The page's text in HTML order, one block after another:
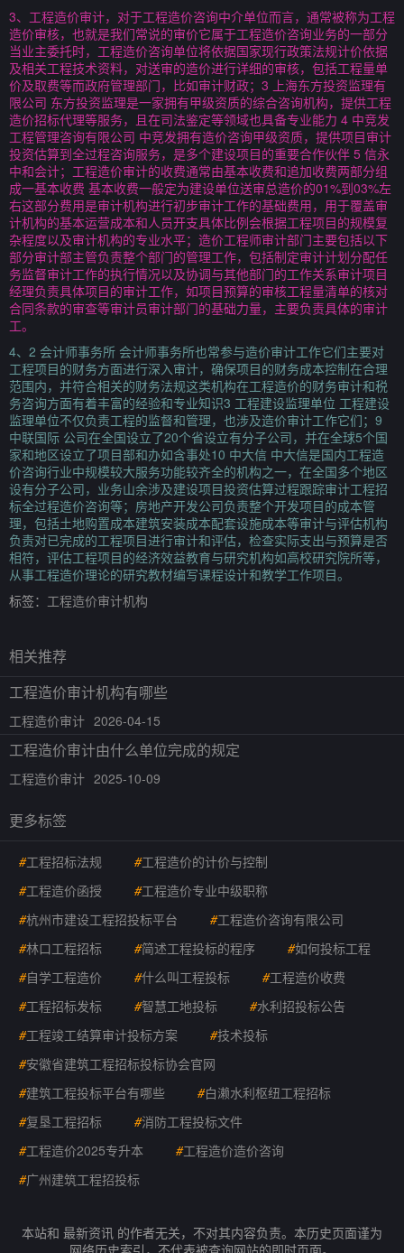
3、工程造价审计，对于工程造价咨询中介单位而言，通常被称为工程
造价审核，也就是我们常说的审价它属于工程造价咨询业务的一部分
当业主委托时，工程造价咨询单位将依据国家现行政策法规计价依据
及相关工程技术资料，对送审的造价进行详细的审核，包括工程量单
价及取费等而政府管理部门，比如审计财政；3 上海东方投资监理有
限公司 东方投资监理是一家拥有甲级资质的综合咨询机构，提供工程
造价招标代理等服务，且在司法鉴定等领域也具备专业能力 4 中竞发
工程管理咨询有限公司 中竞发拥有造价咨询甲级资质，提供项目审计
投资估算到全过程咨询服务，是多个建设项目的重要合作伙伴 5 信永
中和会计；工程造价审计的收费通常由基本收费和追加收费两部分组
成一基本收费 基本收费一般定为建设单位送审总造价的01%到03%左
右这部分费用是审计机构进行初步审计工作的基础费用，用于覆盖审
计机构的基本运营成本和人员开支具体比例会根据工程项目的规模复
杂程度以及审计机构的专业水平；造价工程师审计部门主要包括以下
部分审计部主管负责整个部门的管理工作，包括制定审计计划分配任
务监督审计工作的执行情况以及协调与其他部门的工作关系审计项目
经理负责具体项目的审计工作，如项目预算的审核工程量清单的核对
合同条款的审查等审计员审计部门的基础力量，主要负责具体的审计
工。
4、2 会计师事务所 会计师事务所也常参与造价审计工作它们主要对
工程项目的财务方面进行深入审计，确保项目的财务成本控制在合理
范围内，并符合相关的财务法规这类机构在工程造价的财务审计和税
务咨询方面有着丰富的经验和专业知识3 工程建设监理单位 工程建设
监理单位不仅负责工程的监督和管理，也涉及造价审计工作它们；9
中联国际 公司在全国设立了20个省设立有分子公司，并在全球5个国
家和地区设立了项目部和办如含事处10 中大信 中大信是国内工程造
价咨询行业中规模较大服务功能较齐全的机构之一，在全国多个地区
设有分子公司，业务山余涉及建设项目投资估算过程跟踪审计工程招
标全过程造价咨询等；房地产开发公司负责整个开发项目的成本管
理，包括土地购置成本建筑安装成本配套设施成本等审计与评估机构
负责对已完成的工程项目进行审计和评估，检查实际支出与预算是否
相符，评估工程项目的经济效益教育与研究机构如高校研究院所等，
从事工程造价理论的研究教材编写课程设计和教学工作项目。
标签： 工程造价审计机构
相关推荐
工程造价审计机构有哪些
工程造价审计 2026-04-15
工程造价审计由什么单位完成的规定
工程造价审计 2025-10-09
更多标签
#工程招标法规 #工程造价的计价与控制
#工程造价函授 #工程造价专业中级职称
#杭州市建设工程招投标平台 #工程造价咨询有限公司
#林口工程招标 #简述工程投标的程序 #如何投标工程
#自学工程造价 #什么叫工程投标 #工程造价收费
#工程招标发标 #智慧工地投标 #水利招投标公告
#工程竣工结算审计投标方案 #技术投标
#安徽省建筑工程招标投标协会官网
#建筑工程投标平台有哪些 #白濑水利枢纽工程招标
#复垦工程招标 #消防工程投标文件
#工程造价2025专升本 #工程造价造价咨询
#广州建筑工程招投标
本站和 最新资讯 的作者无关，不对其内容负责。本历史页面谨为
网络历史索引，不代表被查询网站的即时页面。